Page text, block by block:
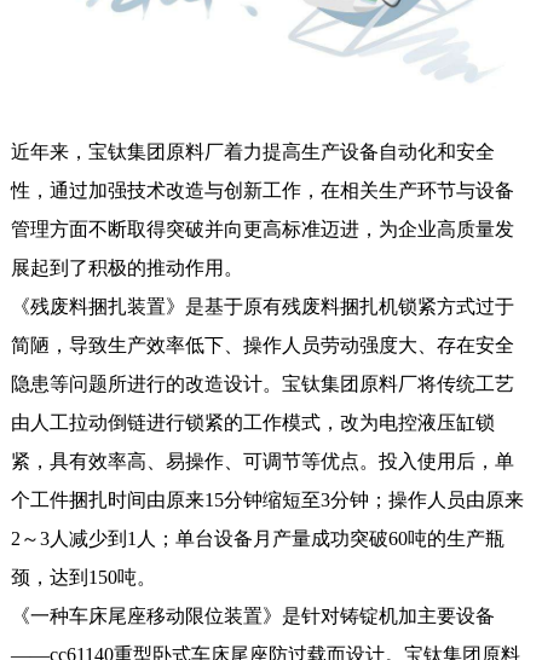
近年来，宝钛集团原料厂着力提高生产设备自动化和安全
性，通过加强技术改造与创新工作，在相关生产环节与设备
管理方面不断取得突破并向更高标准迈进，为企业高质量发
展起到了积极的推动作用。
《残废料捆扎装置》是基于原有残废料捆扎机锁紧方式过于
简陋，导致生产效率低下、操作人员劳动强度大、存在安全
隐患等问题所进行的改造设计。宝钛集团原料厂将传统工艺
由人工拉动倒链进行锁紧的工作模式，改为电控液压缸锁
紧，具有效率高、易操作、可调节等优点。投入使用后，单
个工件捆扎时间由原来15分钟缩短至3分钟；操作人员由原来
2～3人减少到1人；单台设备月产量成功突破60吨的生产瓶
颈，达到150吨。
《一种车床尾座移动限位装置》是针对铸锭机加主要设备
——cc61140重型卧式车床尾座防过载而设计。宝钛集团原料